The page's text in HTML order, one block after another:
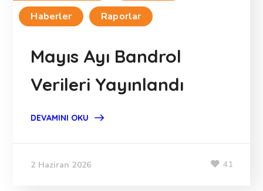
Haberler
Raporlar
Mayıs Ayı Bandrol
Verileri Yayınlandı
DEVAMINI OKU
2 Haziran 2026 41